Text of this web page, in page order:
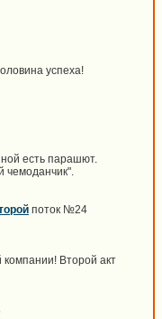
успеха!
есть парашют.
чемоданчик".
поток №24
Второй акт